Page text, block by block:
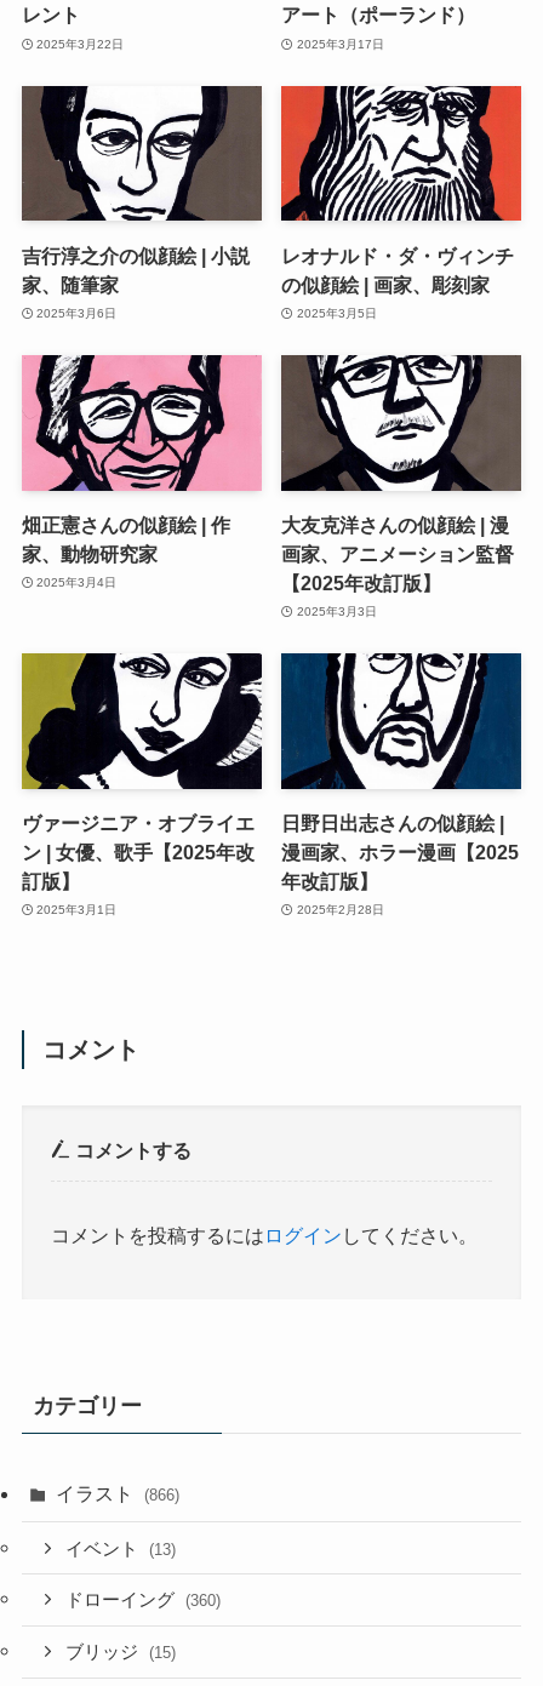
レント
2025年3月22日
アート（ポーランド）
2025年3月17日
吉行淳之介の似顔絵 | 小説
家、随筆家
2025年3月6日
レオナルド・ダ・ヴィンチ
の似顔絵 | 画家、彫刻家
2025年3月5日
畑正憲さんの似顔絵 | 作
家、動物研究家
2025年3月4日
大友克洋さんの似顔絵 | 漫
画家、アニメーション監督
【2025年改訂版】
2025年3月3日
ヴァージニア・オブライエ
ン | 女優、歌手【2025年改
訂版】
2025年3月1日
日野日出志さんの似顔絵 |
漫画家、ホラー漫画【2025
年改訂版】
2025年2月28日
コメント
コメントする
コメントを投稿するには ログイン してください。
カテゴリー
イラスト (866)
イベント (13)
ドローイング (360)
ブリッジ (15)